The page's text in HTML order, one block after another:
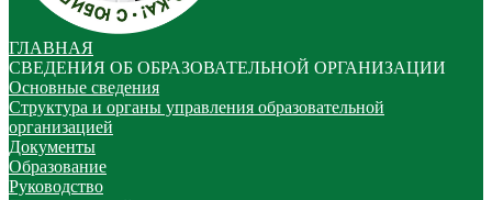
ГЛАВНАЯ
СВЕДЕНИЯ ОБ ОБРАЗОВАТЕЛЬНОЙ ОРГАНИЗАЦИИ
Основные сведения
Структура и органы управления образовательной
организацией
Документы
Образование
Руководство